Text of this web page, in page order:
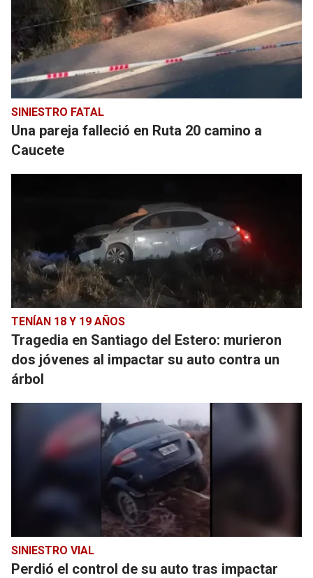
SINIESTRO FATAL
Una pareja falleció en Ruta 20 camino a
Caucete
TENÍAN 18 Y 19 AÑOS
Tragedia en Santiago del Estero: murieron
dos jóvenes al impactar su auto contra un
árbol
SINIESTRO VIAL
Perdió el control de su auto tras impactar